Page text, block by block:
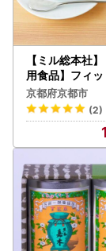
【ミル総本社
用食品】フィッ
ーヒー（30包入
京都府京都市
(2)